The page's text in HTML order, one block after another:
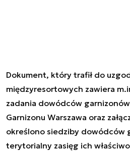
Dokument, który trafił do
międzyresortowych zawiera
zadania dowódców
Garnizonu Warszawa oraz
określono siedziby dowódców
terytorialny zasięg ich